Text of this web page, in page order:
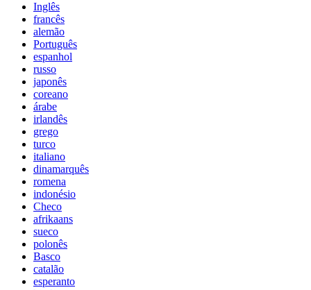
Inglês
francês
alemão
Português
espanhol
russo
japonês
coreano
árabe
irlandês
grego
turco
italiano
dinamarquês
romena
indonésio
Checo
afrikaans
sueco
polonês
Basco
catalão
esperanto